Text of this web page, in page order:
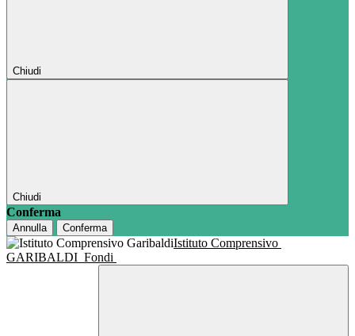
Chiudi
Chiudi
Conferma
Annulla Conferma
Istituto Comprensivo
GARIBALDI Fondi